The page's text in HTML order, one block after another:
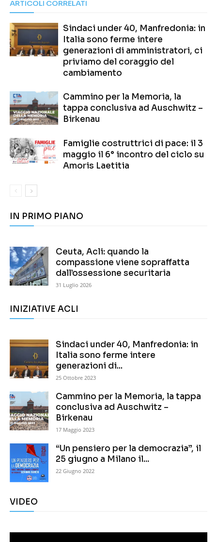
ARTICOLI CORRELATI
Sindaci under 40, Manfredonia: in
Italia sono ferme intere
generazioni di amministratori, ci
priviamo del coraggio del
cambiamento
Cammino per la Memoria, la
tappa conclusiva ad Auschwitz –
Birkenau
Famiglie costruttrici di pace: il 3
maggio il 6° incontro del ciclo su
Amoris Laetitia
IN PRIMO PIANO
Ceuta, Acli: quando la
compassione viene sopraffatta
dall’ossessione securitaria
31 Luglio 2026
INIZIATIVE ACLI
Sindaci under 40, Manfredonia: in
Italia sono ferme intere
generazioni di...
25 Ottobre 2023
Cammino per la Memoria, la tappa
conclusiva ad Auschwitz –
Birkenau
17 Maggio 2023
“Un pensiero per la democrazia”, il
25 giugno a Milano il...
22 Giugno 2022
VIDEO